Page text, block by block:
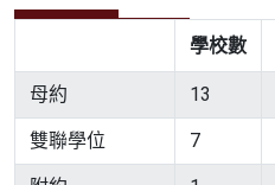
學校數
母約 13
雙聯學位 7